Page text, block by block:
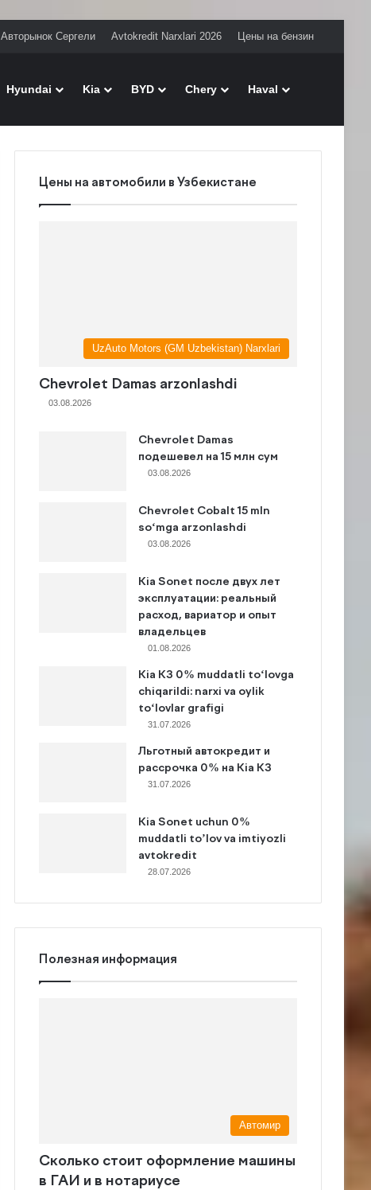
Авторынок Сергели Avtokredit Narxlari 2026 Цены на бензин
Hyundai Kia BYD Chery Haval
Цены на автомобили в Узбекистане
UzAuto Motors (GM Uzbekistan) Narxlari
Chevrolet Damas arzonlashdi
03.08.2026
Chevrolet Damas
подешевел на 15 млн сум
03.08.2026
Chevrolet Cobalt 15 mln
so‘mga arzonlashdi
03.08.2026
Kia Sonet после двух лет
эксплуатации: реальный
расход, вариатор и опыт
владельцев
01.08.2026
Kia K3 0% muddatli to‘lovga
chiqarildi: narxi va oylik
to‘lovlar grafigi
31.07.2026
Льготный автокредит и
рассрочка 0% на Kia K3
31.07.2026
Kia Sonet uchun 0%
muddatli to’lov va imtiyozli
avtokredit
28.07.2026
Полезная информация
Автомир
Сколько стоит оформление машины
в ГАИ и в нотариусе